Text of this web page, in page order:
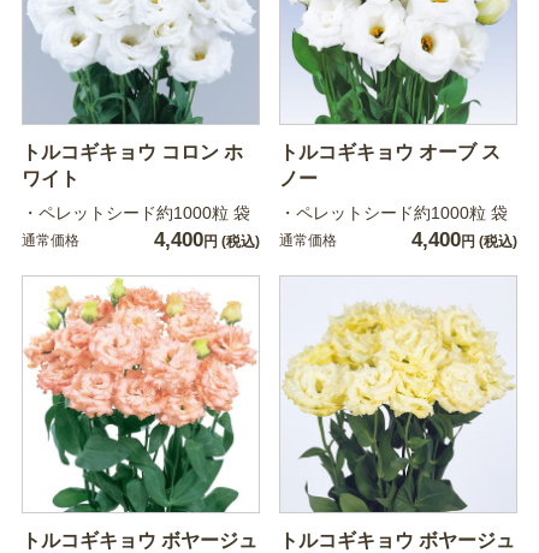
トルコギキョウ コロン ホ
ワイト
・ペレットシード約1000粒 袋
通常価格 4,400円 (税込)
トルコギキョウ オーブ ス
ノー
・ペレットシード約1000粒 袋
通常価格 4,400円 (税込)
トルコギキョウ ボヤージュ
トルコギキョウ ボヤージュ